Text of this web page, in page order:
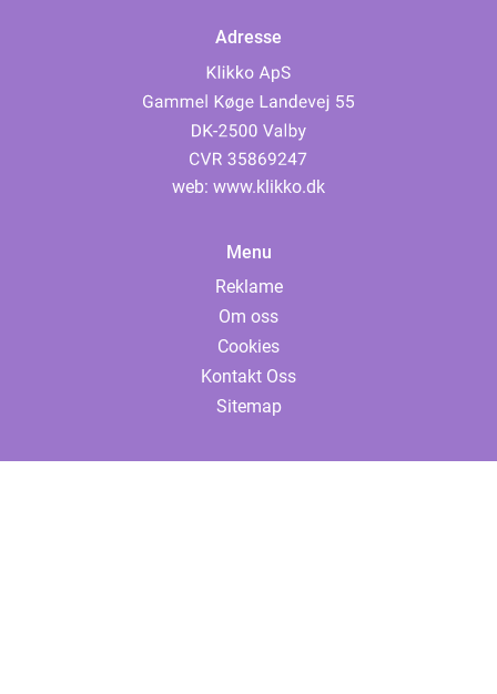
Adresse
web: www.klikko.dk
Menu
Reklame
Om oss
Cookies
Kontakt Oss
Sitemap